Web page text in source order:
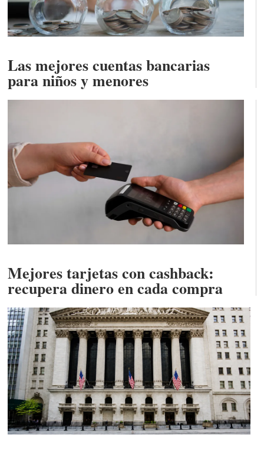
Las mejores cuentas bancarias
para niños y menores
Mejores tarjetas con cashback:
recupera dinero en cada compra